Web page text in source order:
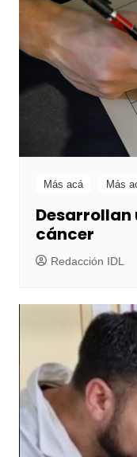
Más acá Más
Desarrollan
cáncer
Redacción IDL